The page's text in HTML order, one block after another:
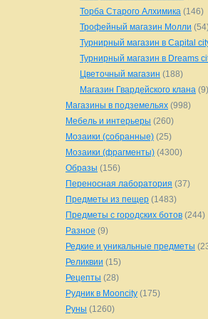
Торба Старого Алхимика (146)
Трофейный магазин Молли
Турнирный магазин в Capital
Турнирный магазин в Dreams
Цветочный магазин (188)
Магазин Гвардейского клана (9)
Магазины в подземельях (998)
Мебель и интерьеры (260)
Мозаики (собранные) (25)
Мозаики (фрагменты) (4300)
Образы (156)
Переносная лаборатория (37)
Предметы из пещер (1483)
Предметы с городских ботов (244)
Разное (9)
Редкие и уникальные предметы
Реликвии (15)
Рецепты (28)
Рудник в Mooncity (175)
Руны (1260)